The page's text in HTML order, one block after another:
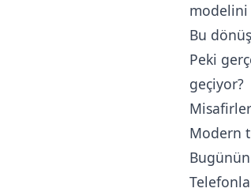
modelini
Bu
Peki
geçiyor?
Modern